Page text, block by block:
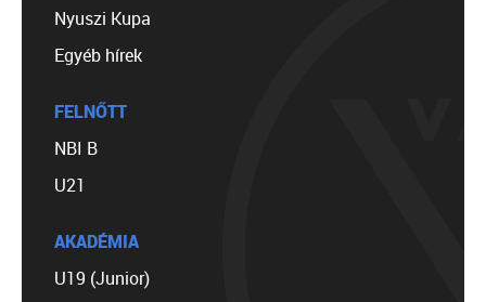
Nyuszi Kupa
Egyéb hírek
FELNŐTT
NBI B
U21
AKADÉMIA
U19 (Junior)